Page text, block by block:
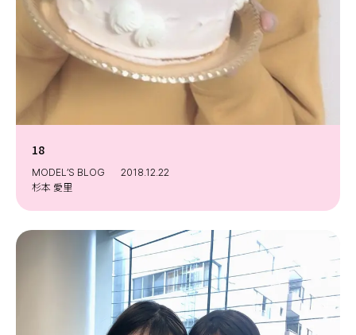
18
MODEL’S BLOG
2018.12.22
杉本 愛里